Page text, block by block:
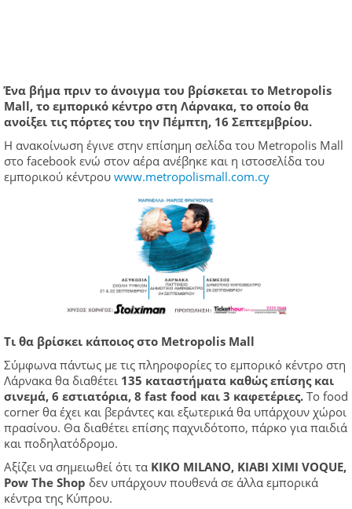
Ένα βήμα πριν το άνοιγμα του βρίσκεται το Metropolis
Mall, το εμπορικό κέντρο στη Λάρνακα, το οποίο θα
ανοίξει τις πόρτες του την Πέμπτη, 16 Σεπτεμβρίου.
H ανακοίνωση έγινε στην επίσημη σελίδα του Metropolis Mall
στο facebook ενώ στον αέρα ανέβηκε και η ιστοσελίδα του
εμπορικού κέντρου www.metropolismall.com.cy
Tι θα βρίσκει κάποιος στο Metropolis Mall
Σύμφωνα πάντως με τις πληροφορίες το εμπορικό κέντρο στη
Λάρνακα θα διαθέτει 135 καταστήματα καθώς επίσης και
σινεμά, 6 εστιατόρια, 8 fast food και 3 καφετέριες. Το food
corner θα έχει και βεράντες και εξωτερικά θα υπάρχουν χώροι
πρασίνου. Θα διαθέτει επίσης παχνιδότοπο, πάρκο για παιδιά
και ποδηλατόδρομο.
Αξίζει να σημειωθεί ότι τα ΚΙΚΟ ΜΙLANO, KIABI ΧΙΜΙ VOQUE,
Pow Τhe Shop δεν υπάρχουν πουθενά σε άλλα εμπορικά
κέντρα της Κύπρου.